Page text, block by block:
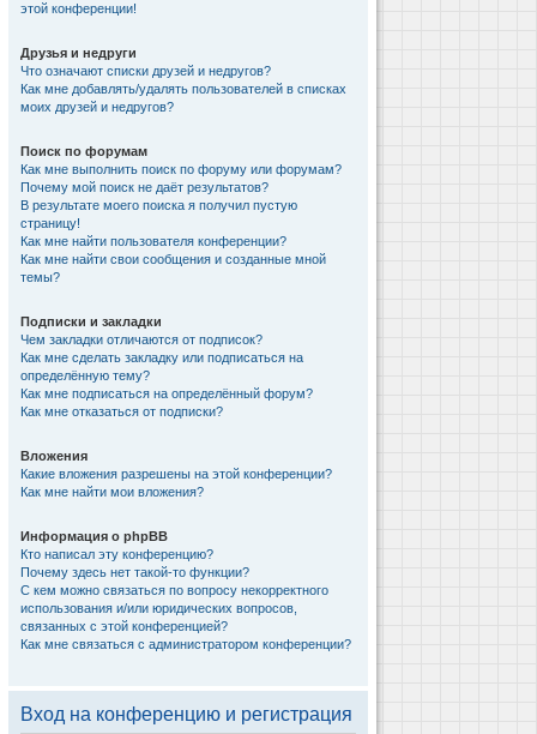
этой конференции!
Друзья и недруги
Что означают списки друзей и недругов?
Как мне добавлять/удалять пользователей в списках
моих друзей и недругов?
Поиск по форумам
Как мне выполнить поиск по форуму или форумам?
Почему мой поиск не даёт результатов?
В результате моего поиска я получил пустую
страницу!
Как мне найти пользователя конференции?
Как мне найти свои сообщения и созданные мной
темы?
Подписки и закладки
Чем закладки отличаются от подписок?
Как мне сделать закладку или подписаться на
определённую тему?
Как мне подписаться на определённый форум?
Как мне отказаться от подписки?
Вложения
Какие вложения разрешены на этой конференции?
Как мне найти мои вложения?
Информация о phpBB
Кто написал эту конференцию?
Почему здесь нет такой-то функции?
С кем можно связаться по вопросу некорректного
использования и/или юридических вопросов,
связанных с этой конференцией?
Как мне связаться с администратором конференции?
Вход на конференцию и регистрация